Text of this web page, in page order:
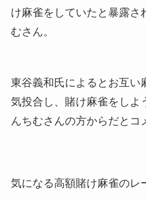
け麻雀をしていたと暴露さ
むさん。
東谷義和氏によるとお互い
気投合し、賭け麻雀をしよ
んちむさんの方からだとコ
気になる高額賭け麻雀のレ